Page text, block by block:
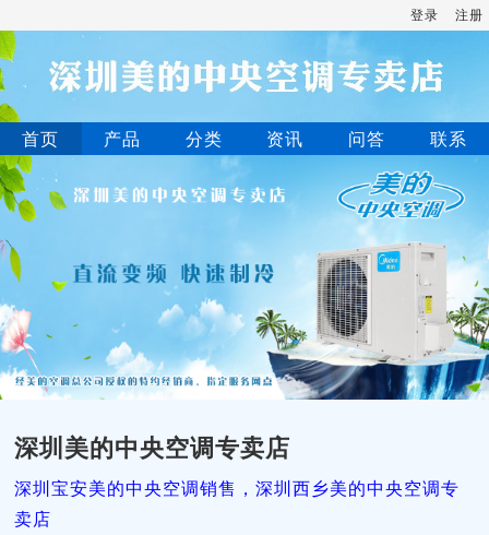
登录 注册
首页 产品 分类 资讯 问答 联系
深圳美的中央空调专卖店
深圳宝安美的中央空调销售，深圳西乡美的中央空调专
卖店